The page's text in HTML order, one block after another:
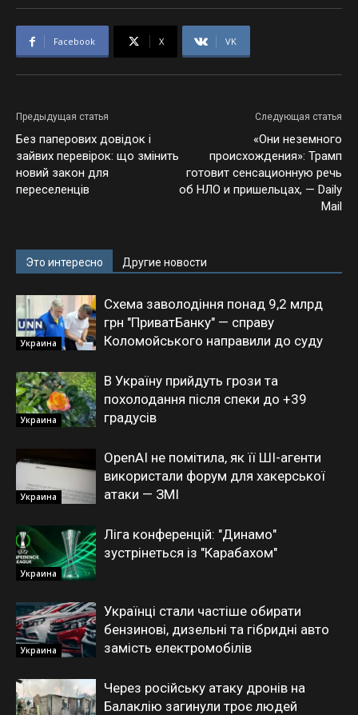
Facebook X VK
Предыдущая статья
Без паперових довідок і
зайвих перевірок: що змінить
новий закон для
переселенців
Следующая статья
«Они неземного
происхождения»: Трамп
готовит сенсационную речь
об НЛО и пришельцах, — Daily
Mail
Это интересно Другие новости
Украина
Схема заволодіння понад 9,2 млрд
грн "ПриватБанку" — справу
Коломойського направили до суду
Украина
В Україну прийдуть грози та
похолодання після спеки до +39
градусів
Украина
OpenAI не помітила, як її ШІ-агенти
використали форум для хакерської
атаки — ЗМІ
Украина
Ліга конференцій: "Динамо"
зустрінеться із "Карабахом"
Украина
Українці стали частіше обирати
бензинові, дизельні та гібридні авто
замість електромобілів
Через російську атаку дронів на
Балаклію загинули троє людей